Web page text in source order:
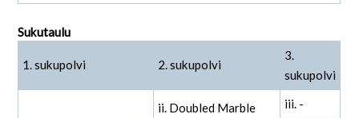
Sukutaulu
1. sukupolvi 2. sukupolvi
3.
sukupolvi
ii. Doubled Marble
iii. -